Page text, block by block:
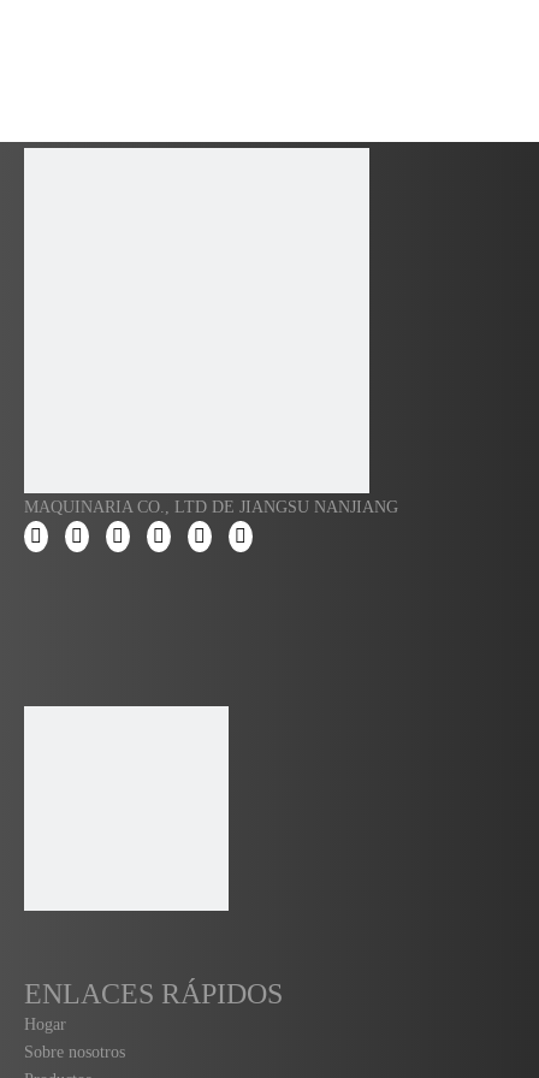
MAQUINARIA CO., LTD DE JIANGSU NANJIANG
ENLACES RÁPIDOS
Hogar
Sobre nosotros